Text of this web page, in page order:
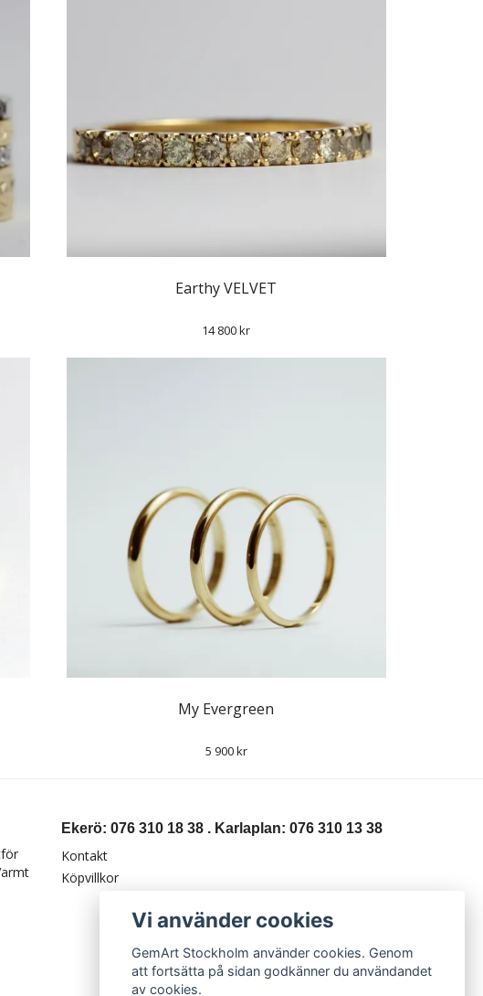
Earthy VELVET
14 800 kr
My Evergreen
5 900 kr
Ekerö: 076 310 18 38 . Karlaplan: 076 310 13 38
Kontakt
Köpvillkor
Vi använder cookies
GemArt Stockholm använder cookies. Genom
att fortsätta på sidan godkänner du användandet
av cookies.